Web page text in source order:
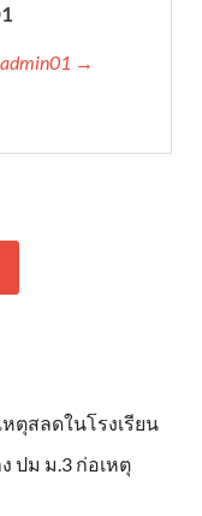
admin01 →
ตุสลดในโรงเรียน
ปม ม.3 ก่อเหตุ